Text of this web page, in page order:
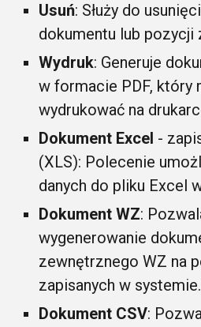
Usuń: Służy do
dokumentu lub pozycji
Wydruk: Generuje
w formacie PDF, który
wydrukować na
Dokument Excel -
(XLS): Polecenie
danych do pliku Excel
Dokument WZ:
wygenerowanie
zewnętrznego WZ na
zapisanych w systemie.
Dokument CSV: